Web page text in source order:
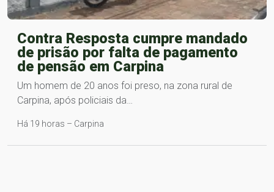
Contra Resposta cumpre mandado
de prisão por falta de pagamento
de pensão em Carpina
Um homem de 20 anos foi preso, na zona rural de
Carpina, após policiais da…
Há 19 horas – Carpina